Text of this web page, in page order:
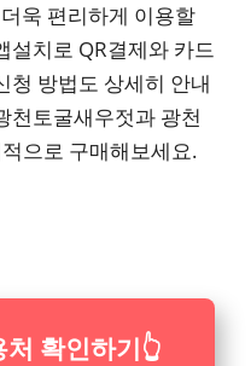
욱 편리하게 이용할
설치로 QR결제와 카드
청 방법도 상세히 안내
천토굴새우젓과 광천
으로 구매해보세요.
확인하기👆